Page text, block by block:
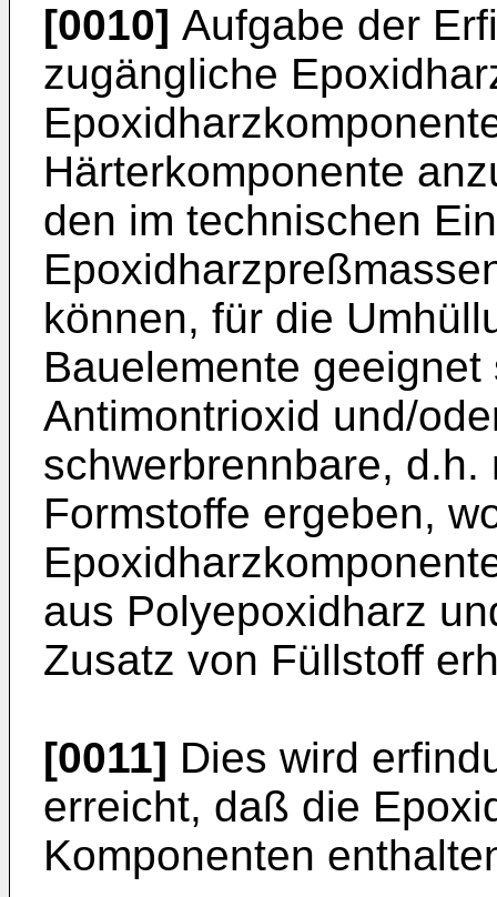
[0010] Aufgabe der
zugängliche
Härterkomponente
den im technischen
können, für die
Bauelemente
Antimontrioxid und/
schwerbrennbare,
Formstoffe ergeben,
aus Polyepoxidharz
Zusatz von Füllstoff
[0011] Dies wird
erreicht, daß die
Komponenten